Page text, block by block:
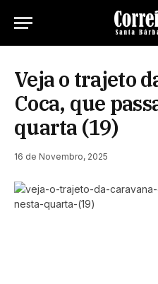
Veja o trajeto
Coca, que
quarta (19)
16 de Novembro, 2025